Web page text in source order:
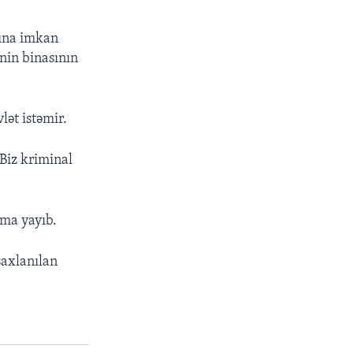
imkan
binasının
istəmir.
kriminal
yayıb.